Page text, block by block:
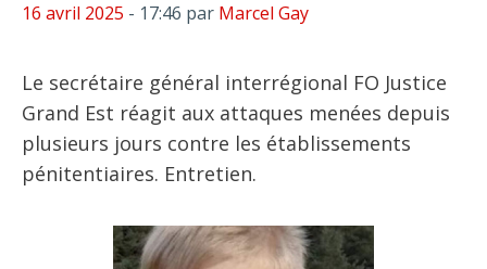
16 avril 2025 - 17:46 par Marcel Gay
Le secrétaire général interrégional FO Justice
Grand Est réagit aux attaques menées depuis
plusieurs jours contre les établissements
pénitentiaires. Entretien.